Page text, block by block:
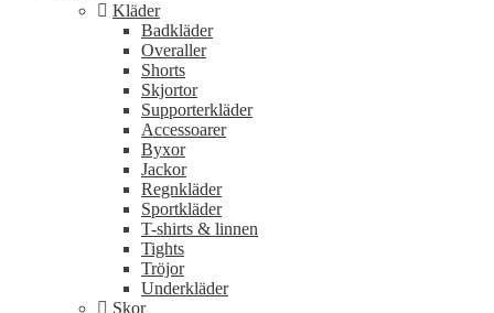
Kläder
Badkläder
Overaller
Shorts
Skjortor
Supporterkläder
Accessoarer
Byxor
Jackor
Regnkläder
Sportkläder
T-shirts & linnen
Tights
Tröjor
Underkläder
Skor